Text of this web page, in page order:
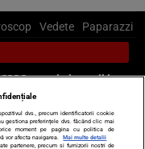
Vedete Paparazzi
sau trimite mail la
Politică
dvs., precum identificatorii cookie
gestiona preferințele dvs. făcând clic mai
moment pe pagina cu politica de
vor afecta navigarea.
Mai multe detalii
partenere, precum si furnizorii nostri de